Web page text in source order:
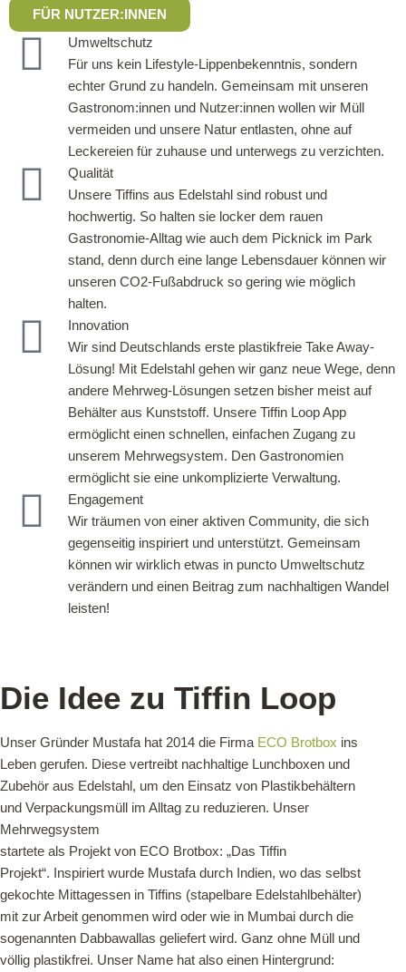
FÜR NUTZER:INNEN
Umweltschutz
Für uns kein Lifestyle-Lippenbekenntnis, sondern
echter Grund zu handeln. Gemeinsam mit unseren
Gastronom:innen und Nutzer:innen wollen wir Müll
vermeiden und unsere Natur entlasten, ohne auf
Leckereien für zuhause und unterwegs zu verzichten.
Qualität
Unsere Tiffins aus Edelstahl sind robust und
hochwertig. So halten sie locker dem rauen
Gastronomie-Alltag wie auch dem Picknick im Park
stand, denn durch eine lange Lebensdauer können wir
unseren CO2-Fußabdruck so gering wie möglich
halten.
Innovation
Wir sind Deutschlands erste plastikfreie Take Away-
Lösung! Mit Edelstahl gehen wir ganz neue Wege, denn
andere Mehrweg-Lösungen setzen bisher meist auf
Behälter aus Kunststoff. Unsere Tiffin Loop App
ermöglicht einen schnellen, einfachen Zugang zu
unserem Mehrwegsystem. Den Gastronomien
ermöglicht sie eine unkomplizierte Verwaltung.
Engagement
Wir träumen von einer aktiven Community, die sich
gegenseitig inspiriert und unterstützt. Gemeinsam
können wir wirklich etwas in puncto Umweltschutz
verändern und einen Beitrag zum nachhaltigen Wandel
leisten!
Die Idee zu Tiffin Loop
Unser Gründer Mustafa hat 2014 die Firma ECO Brotbox ins
Leben gerufen. Diese vertreibt nachhaltige Lunchboxen und
Zubehör aus Edelstahl, um den Einsatz von Plastikbehältern
und Verpackungsmüll im Alltag zu reduzieren. Unser
Mehrwegsystem
startete als Projekt von ECO Brotbox: „Das Tiffin
Projekt“. Inspiriert wurde Mustafa durch Indien, wo das selbst
gekochte Mittagessen in Tiffins (stapelbare Edelstahlbehälter)
mit zur Arbeit genommen wird oder wie in Mumbai durch die
sogenannten Dabbawallas geliefert wird. Ganz ohne Müll und
völlig plastikfrei. Unser Name hat also einen Hintergrund: